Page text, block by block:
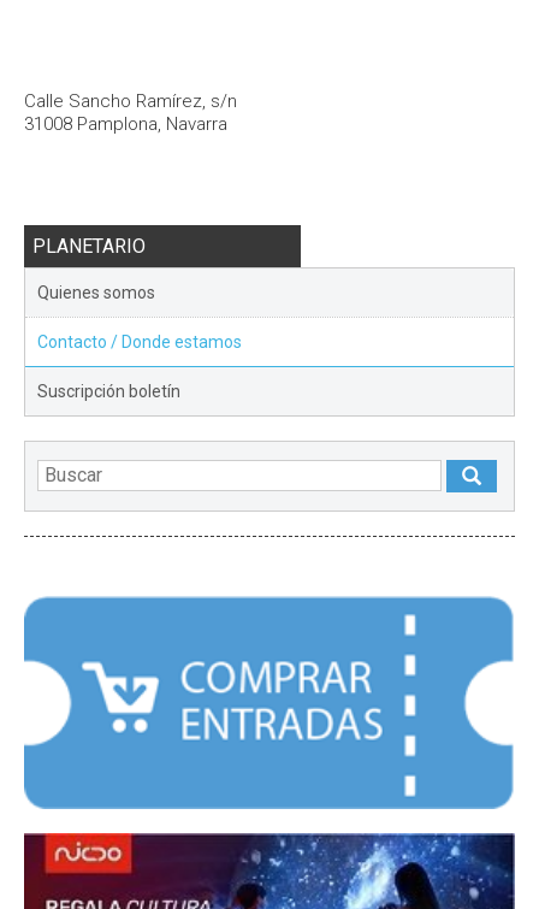
Calle Sancho Ramírez, s/n
31008 Pamplona, Navarra
PLANETARIO
Quienes somos
Contacto / Donde estamos
Suscripción boletín